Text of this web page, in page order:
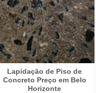
Lapidação de Piso de
Concreto Preço em Belo
Horizonte